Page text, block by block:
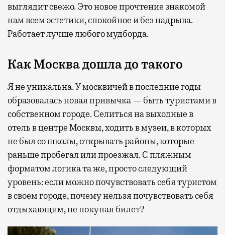
выглядит свежо. Это новое прочтение знакомой
нам всем эстетики, спокойное и без надрыва.
Работает лучше любого мудборда.
Как Москва дошла до такого
Я не уникальна. У москвичей в последние годы
образовалась новая привычка — быть туристами в
собственном городе. Селиться на выходные в
отель в центре Москвы, ходить в музеи, в которых
не был со школы, открывать районы, которые
раньше пробегал или проезжал. С пляжным
форматом логика та же, просто следующий
уровень: если можно почувствовать себя туристом
в своем городе, почему нельзя почувствовать себя
отдыхающим, не покупая билет?